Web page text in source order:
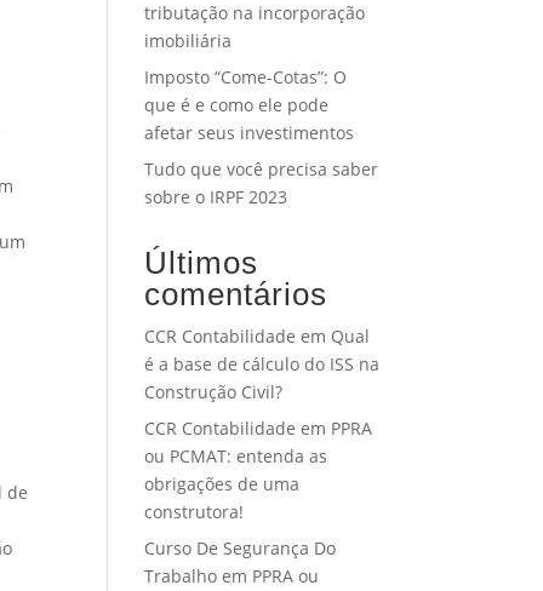
de
tributação na incorporação
imobiliária
Imposto “Come-Cotas”: O
que é e como ele pode
afetar seus investimentos
Tudo que você precisa saber
sobre o IRPF 2023
Últimos
comentários
CCR Contabilidade em Qual
é a base de cálculo do ISS na
Construção Civil?
CCR Contabilidade em PPRA
ou PCMAT: entenda as
obrigações de uma
construtora!
Curso De Segurança Do
Trabalho em PPRA ou